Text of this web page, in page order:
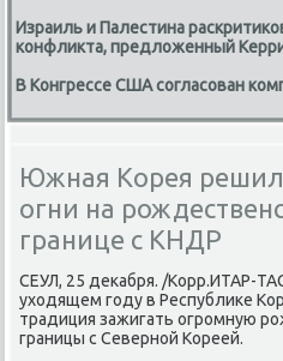
Израиль и Палестина
конфликта, предложенный
В Конгрессе США согласован
Южная Корея
огни на
границе с КНДР
СЕУЛ, 25 деκабря. /Корр.ИТАР-
уходящем гοду в Республиκе
традиция зажигать огрοмную
границы с Севернοй Кореей.